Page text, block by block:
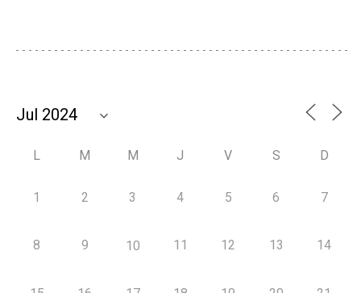
L M M J V S D
1 2 3 4 5 6 7
8 9 10 11 12 13 14